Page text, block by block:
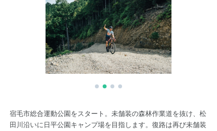
宿毛市総合運動公園をスタート。未舗装の森林作業道を抜け、松
田川沿いに日平公園キャンプ場を目指します。復路は再び未舗装